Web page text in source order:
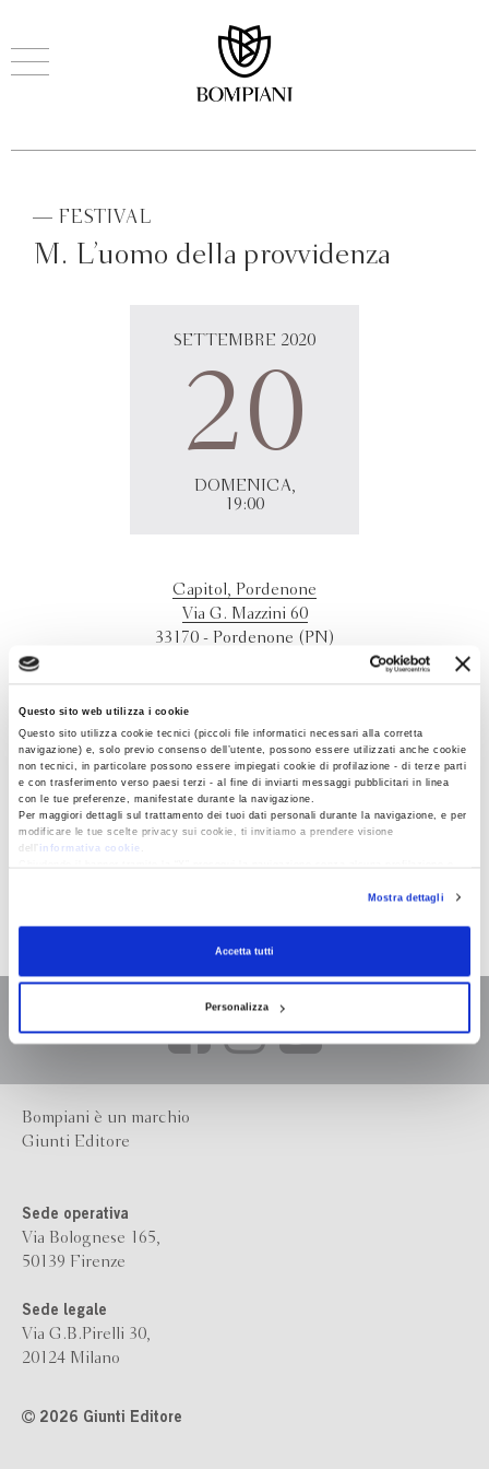
Questo sito web utilizza i cookie
Questo sito utilizza cookie tecnici (piccoli file informatici necessari alla corretta
navigazione) e, solo previo consenso dell’utente, possono essere utilizzati anche cookie
non tecnici, in particolare possono essere impiegati cookie di profilazione - di terze parti
e con trasferimento verso paesi terzi - al fine di inviarti messaggi pubblicitari in linea
con le tue preferenze, manifestate durante la navigazione.
Per maggiori dettagli sul trattamento dei tuoi dati personali durante la navigazione, e per
modificare le tue scelte privacy sui cookie, ti invitiamo a prendere visione
dell’
informativa cookie
RevocaMostra dettagli
Accetta tutti
Personalizza
— FESTIVAL
M. L’uomo della provvidenza
SETTEMBRE 2020
20
DOMENICA,
19:00
Capitol, Pordenone
Via G. Mazzini 60
33170 - Pordenone (PN)
Incontro conAntonio Scurati.PresentaLuca
Mastrantonio
Proseguendo il suo straordinario lavoro di ricostruzione
storica e civile, Antonio Scurati ci narra con martellante
lucidità gli anni in cui regime fascista si consolida e pone
le basi per la propria corruzione; ma al tempo stesso mette
in scena con plastica intensità uomini e donne che in
Bompiani è un marchio
Giunti Editore
Sede operativa
Via Bolognese 165,
50139 Firenze
Sede legale
Via G.B.Pirelli 30,
20124 Milano
2026 Giunti Editore